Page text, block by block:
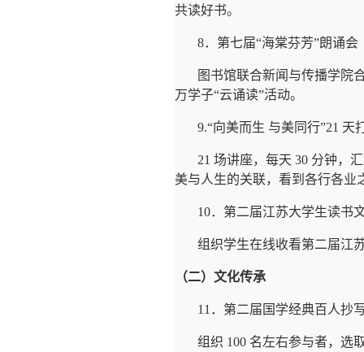
共读好书。
8．第七届“海棠芬芳”朗诵会
图书馆联合新闻与传播学院
万学子“云诵读”活动。
9.“向美而生 与美同行”21 天
21 场讲座，每天 30 分钟，
美与人生的关联，看到各行各业
10．第二届江苏大学生读书
组织学生在线收看第二届江
（二）文化传承
11 ．第二届国学经典百人抄
组织 100 名左右参与者，选